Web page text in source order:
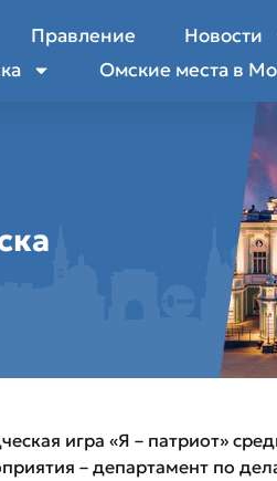
Правление
Новости
Омские места в
игра «Я – патриот»
– департамент по